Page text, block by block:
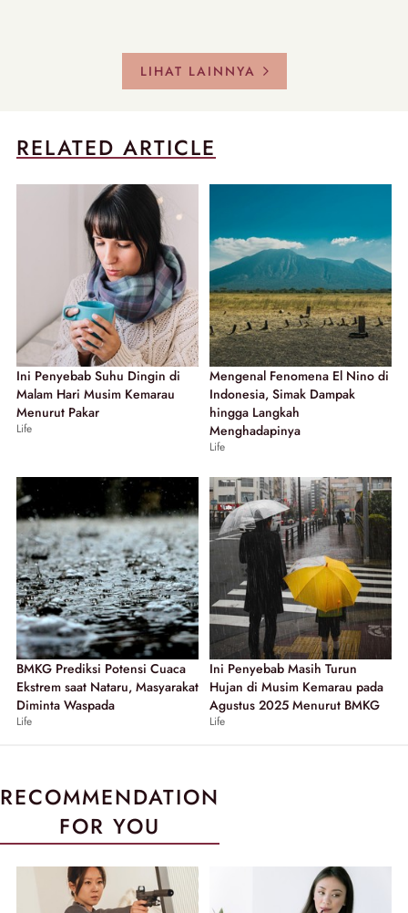
LIHAT LAINNYA
RELATED ARTICLE
Ini Penyebab Suhu Dingin di
Malam Hari Musim Kemarau
Menurut Pakar
Life
Mengenal Fenomena El Nino di
Indonesia, Simak Dampak
hingga Langkah
Menghadapinya
Life
BMKG Prediksi Potensi Cuaca
Ekstrem saat Nataru, Masyarakat
Diminta Waspada
Life
Ini Penyebab Masih Turun
Hujan di Musim Kemarau pada
Agustus 2025 Menurut BMKG
Life
RECOMMENDATION
FOR YOU